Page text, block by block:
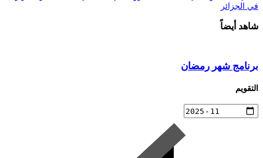
في الجزائر
شاهد أيضاً
برنامج شهر رمضان
التقويم